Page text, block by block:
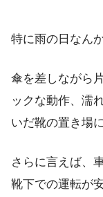
特に雨の日なん
傘を差しながら
ックな動作、濡
いだ靴の置き場
さらに言えば、
靴下での運転が